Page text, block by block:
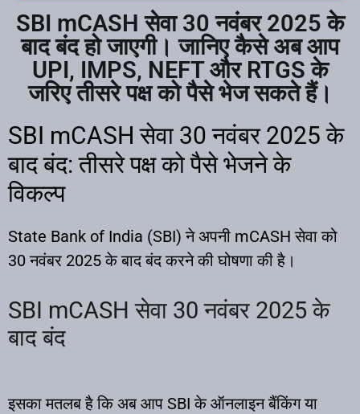
SBI mCASH सेवा 30 नवंबर 2025 के
बाद बंद हो जाएगी। जानिए कैसे अब आप
UPI, IMPS, NEFT और RTGS के
जरिए तीसरे पक्ष को पैसे भेज सकते हैं।
SBI mCASH सेवा 30 नवंबर 2025 के
बाद बंद: तीसरे पक्ष को पैसे भेजने के
विकल्प
State Bank of India (SBI) ने अपनी mCASH सेवा को
30 नवंबर 2025 के बाद बंद करने की घोषणा की है।
SBI mCASH सेवा 30 नवंबर 2025 के
बाद बंद
इसका मतलब है कि अब आप SBI के ऑनलाइन बैंकिंग या